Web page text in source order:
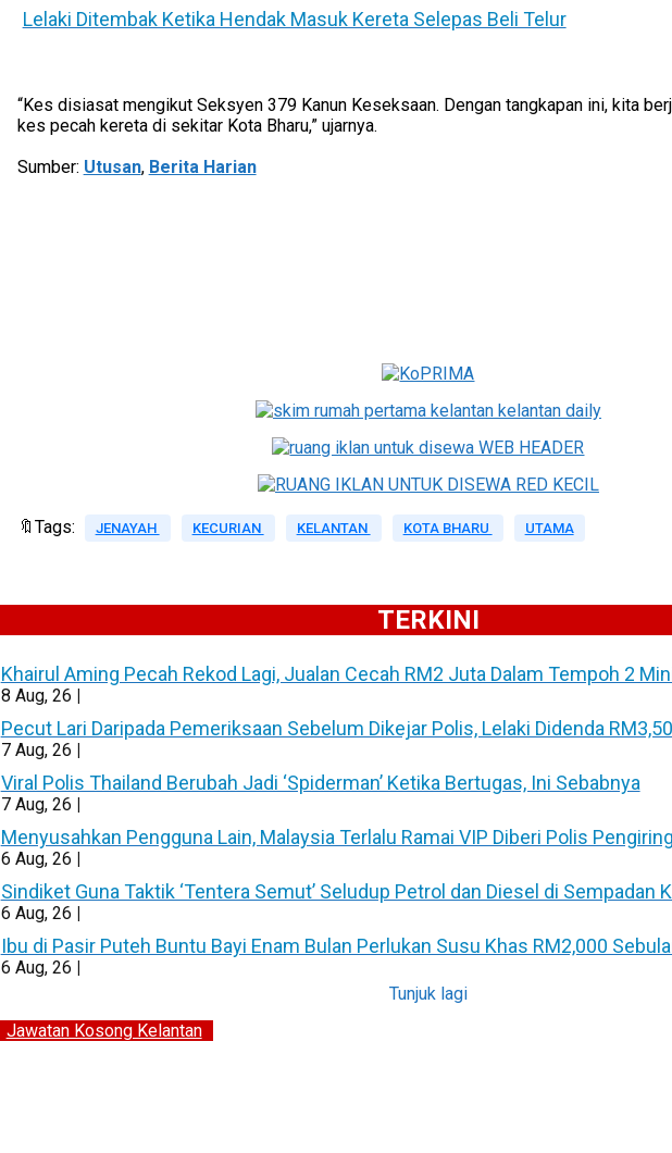
Lelaki Ditembak Ketika Hendak Masuk Kereta Selepas Beli Telur
“Kes disiasat mengikut Seksyen 379 Kanun Keseksaan. Dengan tangkapan ini, kita
kes pecah kereta di sekitar Kota Bharu,” ujarnya.
Sumber: Utusan, Berita Harian
🔖Tags: JENAYAH KECURIAN KELANTAN KOTA BHARU UTAMA
TERKINI
Khairul Aming Pecah Rekod Lagi, Jualan Cecah RM2 Juta Dalam Tempoh 2
8 Aug, 26 |
Pecut Lari Daripada Pemeriksaan Sebelum Dikejar Polis, Lelaki Didenda
7 Aug, 26 |
Viral Polis Thailand Berubah Jadi ‘Spiderman’ Ketika Bertugas, Ini Sebabnya
7 Aug, 26 |
Menyusahkan Pengguna Lain, Malaysia Terlalu Ramai VIP Diberi Polis Pengiring
6 Aug, 26 |
Sindiket Guna Taktik ‘Tentera Semut’ Seludup Petrol dan Diesel di Sempadan
6 Aug, 26 |
Ibu di Pasir Puteh Buntu Bayi Enam Bulan Perlukan Susu Khas RM2,000
6 Aug, 26 |
Tunjuk lagi
Jawatan Kosong Kelantan